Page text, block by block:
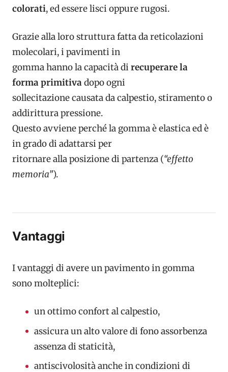
colorati, ed essere lisci oppure rugosi.
Grazie alla loro struttura fatta da reticolazioni
molecolari, i pavimenti in
gomma hanno la capacità di recuperare la
forma primitivadopo ogni
sollecitazione causata da calpestio, stiramento o
addirittura pressione.
Questo avviene perché la gomma è elastica ed è
in grado di adattarsi per
ritornare alla posizione di partenza (“effetto
memoria”).
Vantaggi
I vantaggi di avere un pavimento in gomma
sono molteplici:
un ottimo confort al calpestio,
assicura un alto valore di fono assorbenza
assenza di staticità,
antiscivolosità anche in condizioni di